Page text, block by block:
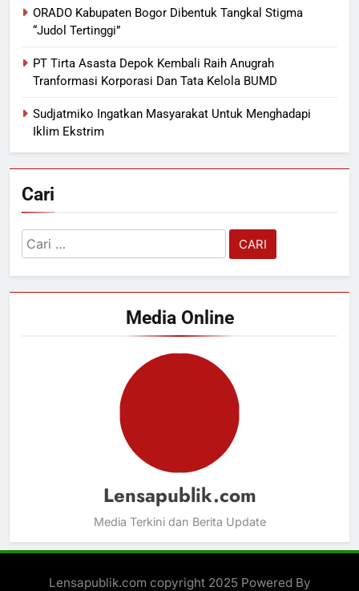
ORADO Kabupaten Bogor Dibentuk Tangkal Stigma
“Judol Tertinggi”
PT Tirta Asasta Depok Kembali Raih Anugrah
Tranformasi Korporasi Dan Tata Kelola BUMD
Sudjatmiko Ingatkan Masyarakat Untuk Menghadapi
Iklim Ekstrim
Cari
Cari
untuk:
Media Online
Lensapublik.com
Media Terkini dan Berita Update
Lensapublik.com copyright 2025 Powered By